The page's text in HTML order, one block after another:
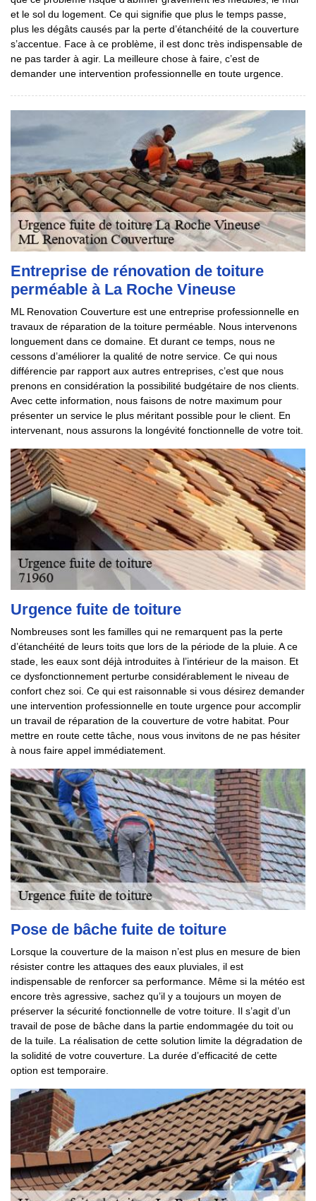
et le sol du logement. Ce qui signifie que plus le temps passe,
plus les dégâts causés par la perte d’étanchéité de la couverture
s’accentue. Face à ce problème, il est donc très indispensable de
ne pas tarder à agir. La meilleure chose à faire, c’est de
demander une intervention professionnelle en toute urgence.
Entreprise de rénovation de toiture
perméable à La Roche Vineuse
ML Renovation Couverture est une entreprise professionnelle en
travaux de réparation de la toiture perméable. Nous intervenons
longuement dans ce domaine. Et durant ce temps, nous ne
cessons d’améliorer la qualité de notre service. Ce qui nous
différencie par rapport aux autres entreprises, c’est que nous
prenons en considération la possibilité budgétaire de nos clients.
Avec cette information, nous faisons de notre maximum pour
présenter un service le plus méritant possible pour le client. En
intervenant, nous assurons la longévité fonctionnelle de votre toit.
Urgence fuite de toiture
Nombreuses sont les familles qui ne remarquent pas la perte
d’étanchéité de leurs toits que lors de la période de la pluie. A ce
stade, les eaux sont déjà introduites à l’intérieur de la maison. Et
ce dysfonctionnement perturbe considérablement le niveau de
confort chez soi. Ce qui est raisonnable si vous désirez demander
une intervention professionnelle en toute urgence pour accomplir
un travail de réparation de la couverture de votre habitat. Pour
mettre en route cette tâche, nous vous invitons de ne pas hésiter
à nous faire appel immédiatement.
Pose de bâche fuite de toiture
Lorsque la couverture de la maison n’est plus en mesure de bien
résister contre les attaques des eaux pluviales, il est
indispensable de renforcer sa performance. Même si la météo est
encore très agressive, sachez qu’il y a toujours un moyen de
préserver la sécurité fonctionnelle de votre toiture. Il s’agit d’un
travail de pose de bâche dans la partie endommagée du toit ou
de la tuile. La réalisation de cette solution limite la dégradation de
la solidité de votre couverture. La durée d’efficacité de cette
option est temporaire.